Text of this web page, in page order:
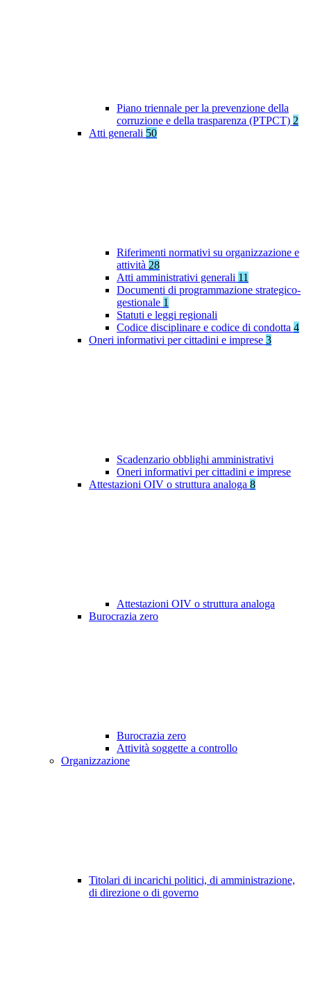
Piano triennale per la prevenzione della
corruzione e della trasparenza (PTPCT) 2
Atti generali 50
Riferimenti normativi su organizzazione e
attività 28
Atti amministrativi generali 11
Documenti di programmazione strategico-
gestionale 1
Statuti e leggi regionali
Codice disciplinare e codice di condotta 4
Oneri informativi per cittadini e imprese 3
Scadenzario obblighi amministrativi
Oneri informativi per cittadini e imprese
Attestazioni OIV o struttura analoga 8
Attestazioni OIV o struttura analoga
Burocrazia zero
Burocrazia zero
Attività soggette a controllo
Organizzazione
Titolari di incarichi politici, di amministrazione,
di direzione o di governo